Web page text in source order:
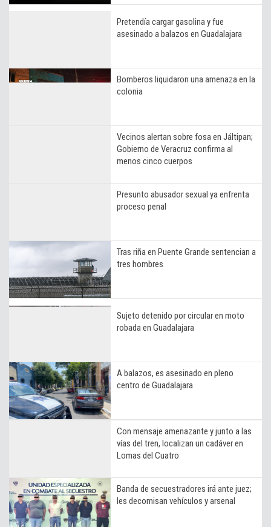
Pretendía cargar gasolina y fue
asesinado a balazos en Guadalajara
Bomberos liquidaron una amenaza en la
colonia
Vecinos alertan sobre fosa en Jáltipan;
Gobierno de Veracruz confirma al
menos cinco cuerpos
Presunto abusador sexual ya enfrenta
proceso penal
Tras riña en Puente Grande sentencian a
tres hombres
Sujeto detenido por circular en moto
robada en Guadalajara
A balazos, es asesinado en pleno
centro de Guadalajara
Con mensaje amenazante y junto a las
vías del tren, localizan un cadáver en
Lomas del Cuatro
Banda de secuestradores irá ante juez;
les decomisan vehículos y arsenal